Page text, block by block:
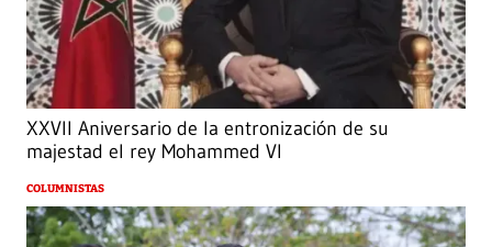
XXVII Aniversario de la entronización de su
majestad el rey Mohammed VI
COLUMNISTAS